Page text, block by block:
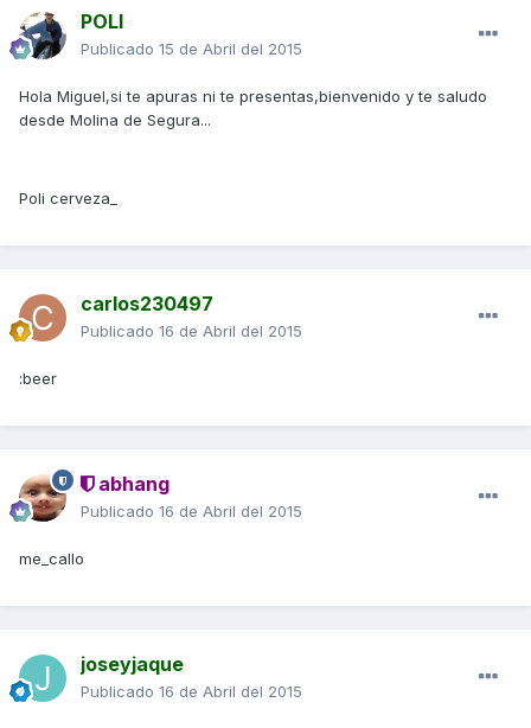
POLI
Publicado 15 de Abril del 2015
Hola Miguel,si te apuras ni te presentas,bienvenido y te saludo
desde Molina de Segura...
Poli cerveza_
carlos230497
Publicado 16 de Abril del 2015
:beer
abhang
Publicado 16 de Abril del 2015
me_callo
joseyjaque
Publicado 16 de Abril del 2015